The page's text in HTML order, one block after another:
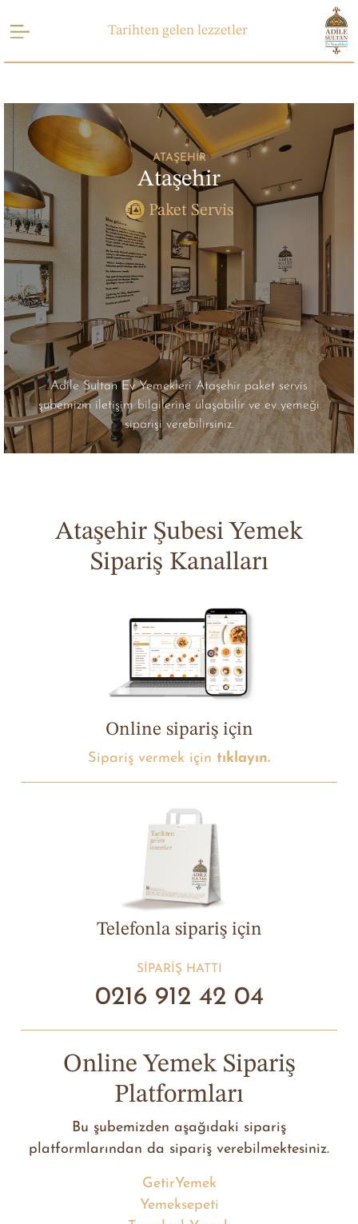
Tarihten gelen lezzetler
ATAŞEHIR
Ataşehir
Paket Servis
Adile Sultan Ev Yemekleri Ataşehir paket servis
şubemizin iletişim bilgilerine ulaşabilir ve ev yemeği
siparişi verebilirsiniz.
Ataşehir Şubesi Yemek
Sipariş Kanalları
Online sipariş için
Sipariş vermek için tıklayın.
Telefonla sipariş için
SIPARIŞ HATTI
0216 912 42 04
Online Yemek Sipariş
Platformları
Bu şubemizden aşağıdaki sipariş
platformlarından da sipariş verebilmektesiniz.
GetirYemek
Yemeksepeti